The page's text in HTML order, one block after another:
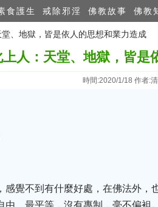
食護生 戒除邪淫 佛教故事 佛教
、地獄，皆是依人的思想和業力造成
人：天堂、地獄，皆是
時間:2020/1/18 作者:
覺不到有什麼好處，在佛法外，
、最平等，沒有專制，毫不偏袒。